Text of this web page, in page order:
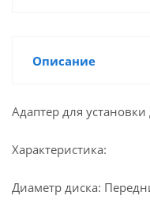
Описание
Адаптер для
Характеристика:
Диаметр диска: